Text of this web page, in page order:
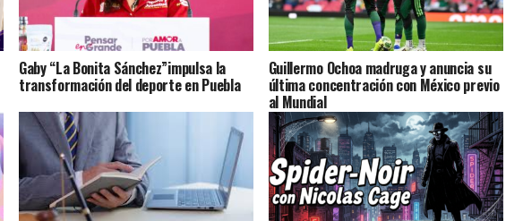
Gaby “La Bonita Sánchez”impulsa la
transformación del deporte en Puebla
Guillermo Ochoa madruga y anuncia su
última concentración con México previo
al Mundial